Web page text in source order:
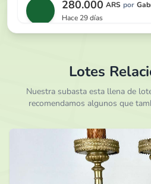
280.000 ARS por
hace 29 días
260.000 ARS por
hace 29 días
250.000 ARS
hace 29 días
240.000
Lotes
Nuestra subasta esta llena de
recomendamos algunos que